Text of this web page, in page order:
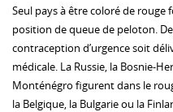
Seul pays à être coloré de rouge
position de queue de peloton.
contraception d’urgence soit
médicale. La Russie, la Bosnie-
Monténégro figurent dans le
la Belgique, la Bulgarie ou la